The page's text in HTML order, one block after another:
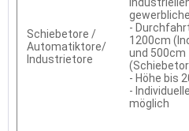
Schiebetore /
Automatiktore/
Industrietore
-
1200cm
und 500cm
- Höhe bis
-
möglich